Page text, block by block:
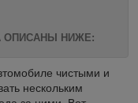
ОПИСАНЫ НИЖЕ:
чистыми и
нескольким